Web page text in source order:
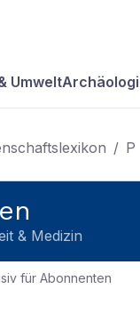
Umwelt
/ P
& Medizin
für Abonnenten